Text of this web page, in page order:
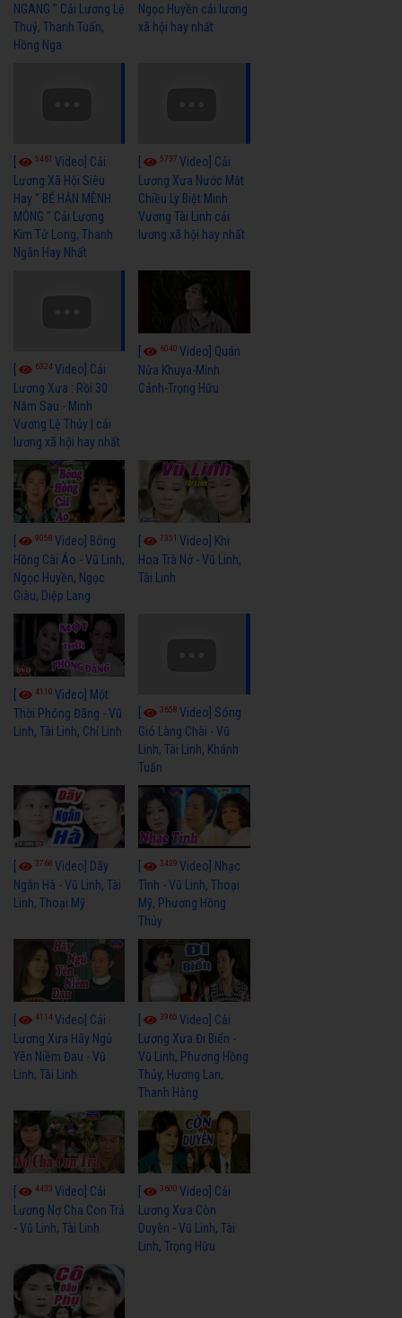
NGANG " Cải Lương Lệ
Thuỷ, Thanh Tuấn,
Hồng Nga
Ngọc Huyền cải lương
xã hội hay nhất
5461 Video] Cải
Lương Xã Hội Siêu
Hay " BỂ HẬN MÊNH
MÔNG " Cải Lương
Kim Tử Long, Thanh
Ngân Hay Nhất
5737Video] Cải
Lương Xưa Nước Mắt
Chiều Ly Biệt Minh
Vương Tài Linh cải
lương xã hội hay nhất
6324Video] Cải
Lương Xưa : Rồi 30
Năm Sau - Minh
Vương Lệ Thủy | cải
lương xã hội hay nhất
6040Video] Quán
Nửa Khuya-Minh
Cảnh-Trọng Hữu
9058 Video] Bông
Hồng Cài Áo - Vũ Linh,
Ngọc Huyền, Ngọc
Giàu, Diệp Lang
7351Video] Khi
Hoa Trà Nở - Vũ Linh,
Tài Linh
4110 Video] Một
Thời Phóng Đãng - Vũ
Linh, Tài Linh, Chí Linh
3658Video] Sóng
Gió Làng Chài - Vũ
Linh, Tài Linh, Khánh
Tuấn
3768 Video] Dãy
Ngân Hà - Vũ Linh, Tài
Linh, Thoại Mỹ
3439Video] Nhạc
Tình - Vũ Linh, Thoại
Mỹ, Phương Hồng
Thủy
4114Video] Cải
Lương Xưa Hãy Ngủ
Yên Niềm Đau - Vũ
Linh, Tài Linh
3965Video] Cải
Lương Xưa Đi Biển -
Vũ Linh, Phương Hồng
Thủy, Hương Lan,
Thanh Hằng
4433 Video] Cải
Lương Nợ Cha Con Trả
- Vũ Linh, Tài Linh
3600Video] Cải
Lương Xưa Còn
Duyên - Vũ Linh, Tài
Linh, Trọng Hữu